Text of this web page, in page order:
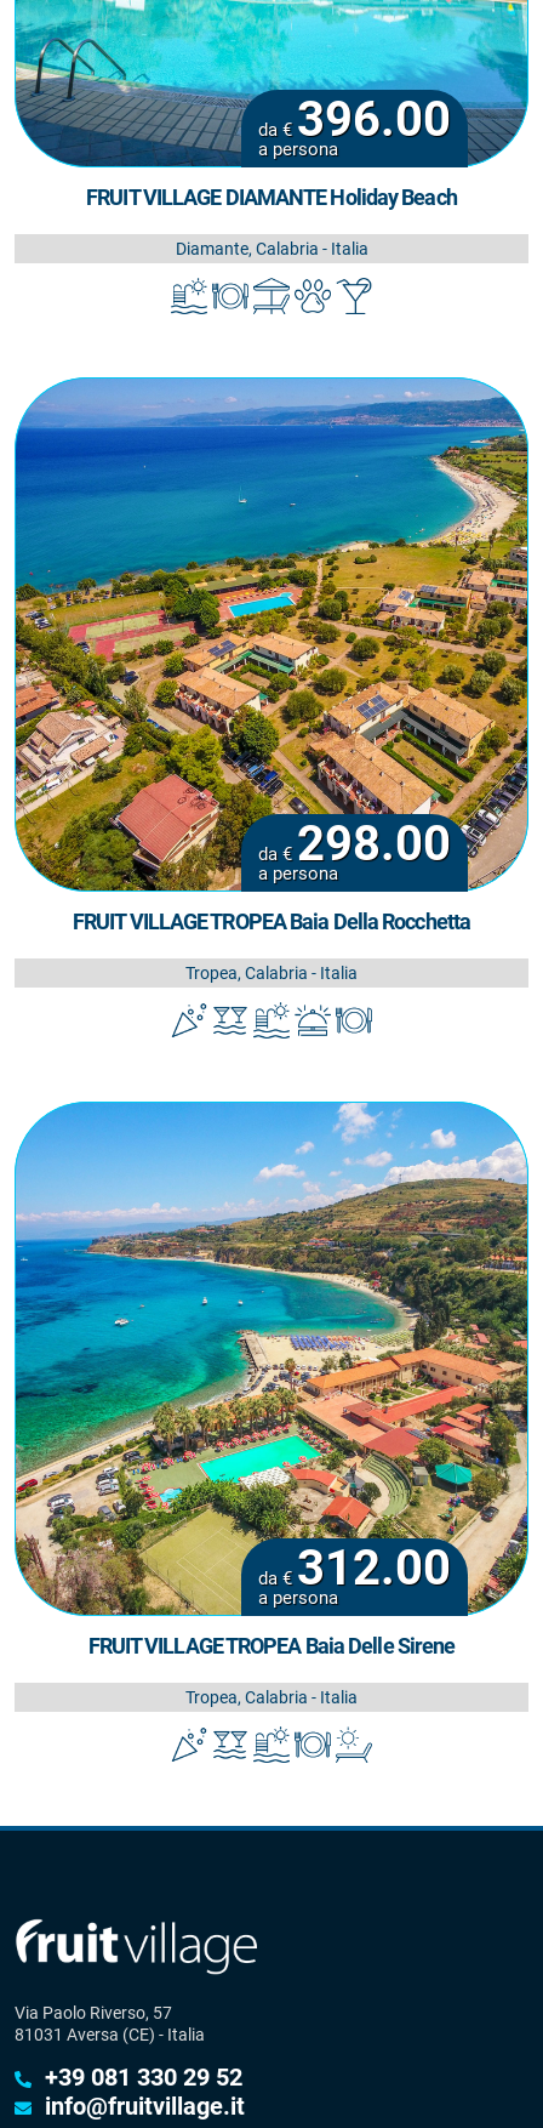
da € 396.00
a persona
FRUIT VILLAGE DIAMANTE Holiday Beach
Diamante, Calabria - Italia
da € 298.00
a persona
FRUIT VILLAGE TROPEA Baia Della Rocchetta
Tropea, Calabria - Italia
da € 312.00
a persona
FRUIT VILLAGE TROPEA Baia Delle Sirene
Tropea, Calabria - Italia
Via Paolo Riverso, 57
81031 Aversa (CE) - Italia
+39 081 330 29 52
info@fruitvillage.it